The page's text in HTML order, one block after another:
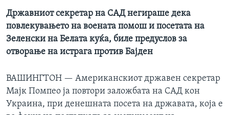
Државниот секретар на САД негираше дека
повлекувањето на воената помош и посетата на
Зеленски на Белата куќа, биле предуслов за
отворање на истрага против Бајден
ВАШИНГТОН — Американскиот државен секретар
Мајк Помпео ја повтори заложбата на САД кон
Украина, при денешната посета на државата, која е